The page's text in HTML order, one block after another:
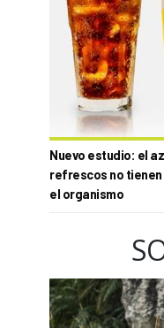
Nuevo estudio: el
refrescos no
el organismo